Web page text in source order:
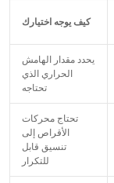
كيف يوجه اختيارك
يحدد مقدار الهامش
الحراري الذي
تحتاجه
تحتاج محركات
الأقراص إلى
تنسيق قابل
للتكرار